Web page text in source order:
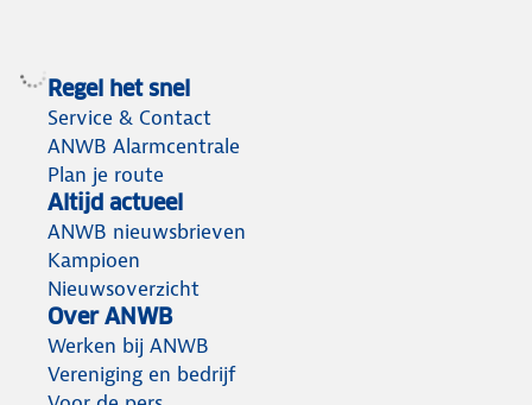
Regel het snel
Service & Contact
ANWB Alarmcentrale
Plan je route
Altijd actueel
ANWB nieuwsbrieven
Kampioen
Nieuwsoverzicht
Over ANWB
Werken bij ANWB
Vereniging en bedrijf